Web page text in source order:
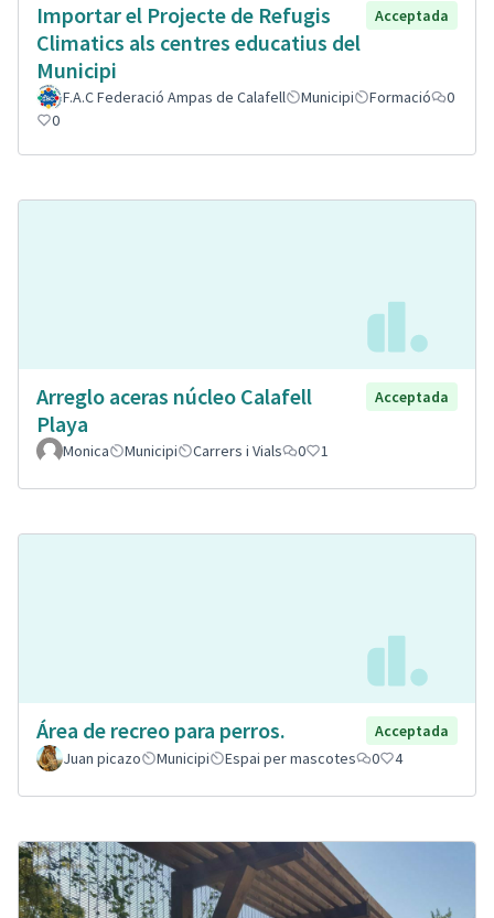
Importar el Projecte de Refugis
Climatics als centres educatius del
Municipi
Acceptada
F.A.C Federació Ampas de Calafell Municipi Formació
0
0
Arreglo aceras núcleo Calafell
Playa
Acceptada
Monica Municipi Carrers i Vials 0 1
Área de recreo para perros.
Acceptada
Juan picazo
Municipi Espai per mascotes 0 4